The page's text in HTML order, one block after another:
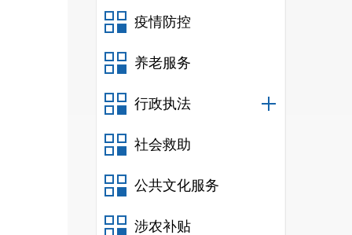
疫情防控
养老服务
行政执法
社会救助
公共文化服务
涉农补贴